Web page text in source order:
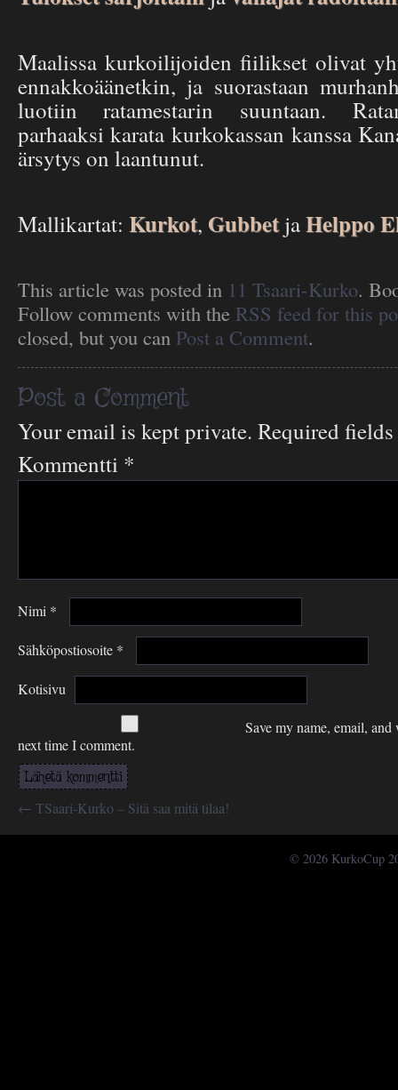
Maalissa kurkoilijoiden fiilikset olivat
ennakkoäänetkin, ja suorastaan
luotiin ratamestarin suuntaan.
parhaaksi karata kurkokassan kanssa
ärsytys on laantunut.
Mallikartat: Kurkot, GubbetjaHelppo
This article was posted in 11 Tsaari-Kurko.
Follow comments with the RSS feed for this
closed, but you can Post a Comment.
Post a Comment
Your email is kept private. Required
Kommentti *
Nimi *
Sähköpostiosoite *
Kotisivu
Save my name, email,
next time I comment.
← TSaari-Kurko – Sitä saa mitä tilaa!
© 2026 KurkoCup